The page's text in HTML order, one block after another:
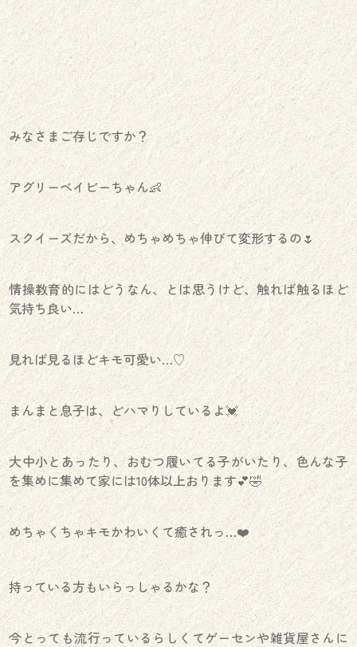
みなさまご存じですか？
アグリーベイビーちゃん👶
スクイーズだから、めちゃめちゃ伸びて変形するの🌷
情操教育的にはどうなん、とは思うけど、触れば触るほど
気持ち良い…
見れば見るほどキモ可愛い…♡
まんまと息子は、どハマりしているよ💓
大中小とあったり、おむつ履いてる子がいたり、色んな子
を集めに集めて家には10体以上おります💕🤣
めちゃくちゃキモかわいくて癒されっ…❤️
持っている方もいらっしゃるかな？
今とっても流行っているらしくてゲーセンや雑貨屋さんに